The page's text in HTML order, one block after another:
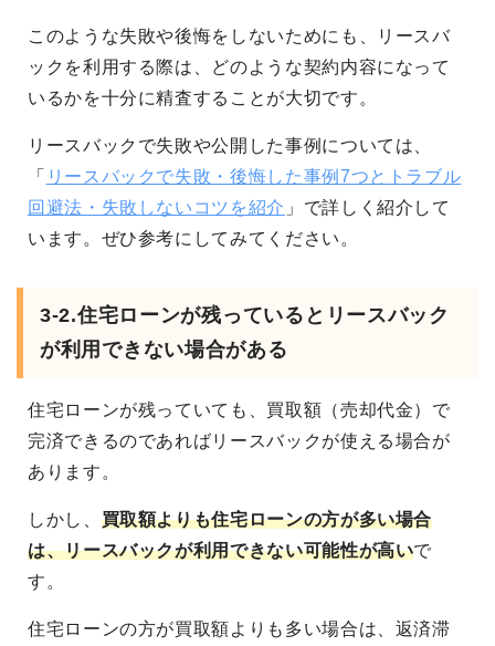
このような失敗や後悔をしないためにも、リースバ
ックを利用する際は、どのような契約内容になって
いるかを十分に精査することが大切です。
リースバックで失敗や公開した事例については、
「 リースバックで失敗・後悔した事例7つとトラブル
回避法・失敗しないコツを紹介 」で詳しく紹介して
います。ぜひ参考にしてみてください。
3-2.住宅ローンが残っているとリースバック
が利用できない場合がある
住宅ローンが残っていても、買取額（売却代金）で
完済できるのであればリースバックが使える場合が
あります。
しかし、 買取額よりも住宅ローンの方が多い場合
は、リースバックが利用できない可能性が高いで
す。
住宅ローンの方が買取額よりも多い場合は、返済滞